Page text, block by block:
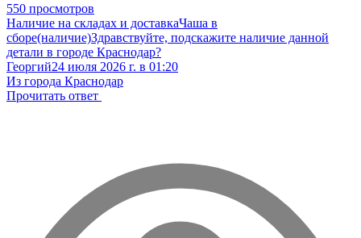
550 просмотров
Наличие на складах и доставкаЧаша в
сборе(наличие)Здравствуйте, подскажите наличие данной
детали в городе Краснодар?
Георгий24 июля 2026 г. в 01:20
Из города Краснодар
Прочитать ответ